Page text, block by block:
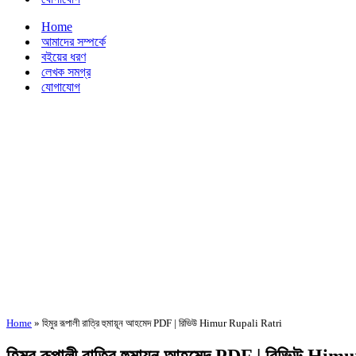
Home
আমাদের সম্পর্কে
বইয়ের ধরণ
লেখক সমগ্র
যোগাযোগ
Home » হিমুর রূপালী রাত্রি হুমায়ূন আহমেদ PDF | রিভিউ Himur Rupali Ratri